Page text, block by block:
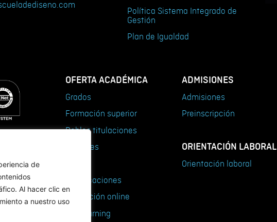
de
Al hacer clic en
a nuestro uso
Política Sistema Integrado de
Gestión
Plan de Igualdad
OFERTA ACADÉMICA
Grados
Formación superior
Dobles titulaciones
Másteres
Certificaciones
Formación online
ESI Learning
ADMISIONES
Admisiones
Preinscripción
ORIENTACIÓN LABORAL
Orientación laboral